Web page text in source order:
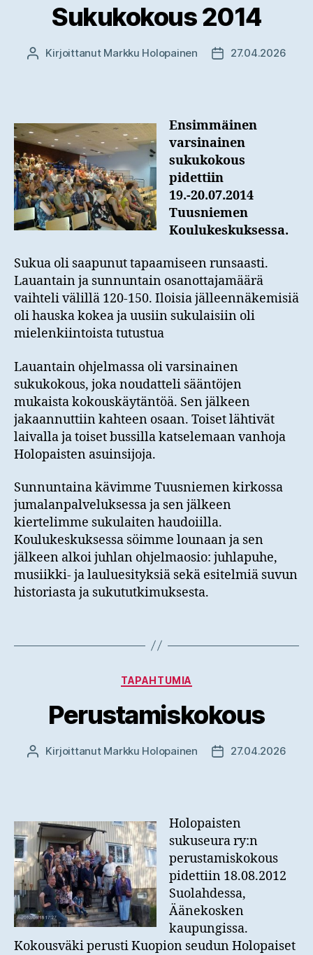
Sukukokous 2014
Kirjoittaja
Kirjoittanut Markku Holopainen 27.04.2026
Ensimmäinen
varsinainen
sukukokous
pidettiin
19.-20.07.2014
Tuusniemen
Koulukeskuksessa.
Sukua oli saapunut tapaamiseen runsaasti.
Lauantain ja sunnuntain osanottajamäärä
vaihteli välillä 120-150. Iloisia jälleennäkemisiä
oli hauska kokea ja uusiin sukulaisiin oli
mielenkiintoista tutustua
Lauantain ohjelmassa oli varsinainen
sukukokous, joka noudatteli sääntöjen
mukaista kokouskäytäntöä. Sen jälkeen
jakaannuttiin kahteen osaan. Toiset lähtivät
laivalla ja toiset bussilla katselemaan vanhoja
Holopaisten asuinsijoja.
Sunnuntaina kävimme Tuusniemen kirkossa
jumalanpalveluksessa ja sen jälkeen
kiertelimme sukulaiten haudoiilla.
Koulukeskuksessa söimme lounaan ja sen
jälkeen alkoi juhlan ohjelmaosio: juhlapuhe,
musiikki- ja lauluesityksiä sekä esitelmiä suvun
historiasta ja sukututkimuksesta.
Kategoriat
TAPAHTUMIA
Perustamiskokous
Kirjoittaja
Kirjoittanut Markku Holopainen 27.04.2026
Holopaisten
sukuseura ry:n
perustamiskokous
pidettiin 18.08.2012
Suolahdessa,
Äänekosken
kaupungissa.
Kokousväki perusti Kuopion seudun Holopaiset